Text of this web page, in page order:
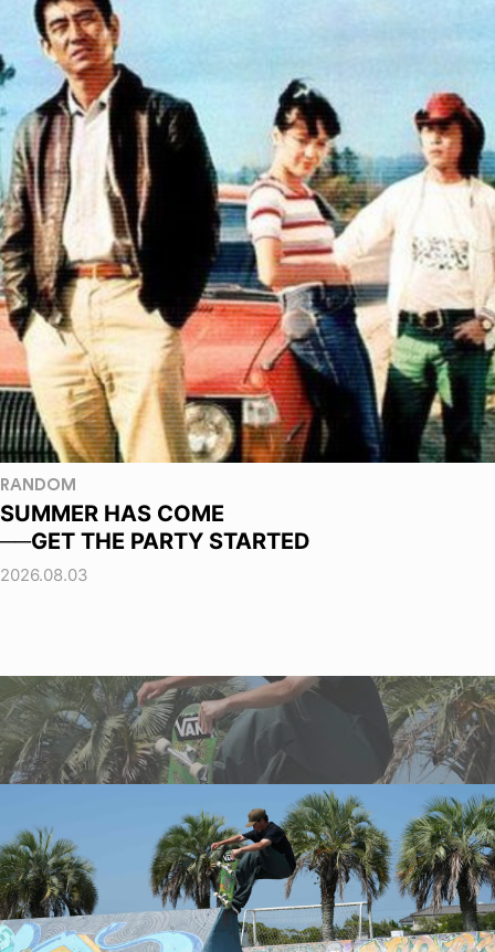
RANDOM
SUMMER HAS COME
──GET THE PARTY STARTED
2026.08.03